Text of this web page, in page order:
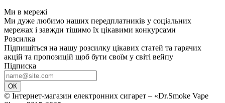
Ми в мережі
Ми дуже любимо наших передплатників у соціальних
мережах і завжди тішимо їх цікавими конкурсами
Розсилка
Підпишіться на нашу розсилку цікавих статей та гарячих
акцій та пропозицій щоб бути своїм у світі вейпу
Підписка
ОК
© Інтернет-магазин електронних сигарет – «Dr.Smoke Vape